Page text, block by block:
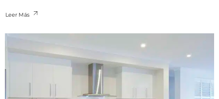
Leer Más